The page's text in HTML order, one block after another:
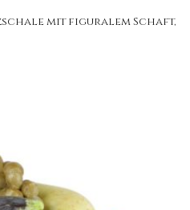
mit figuralem Schaft,